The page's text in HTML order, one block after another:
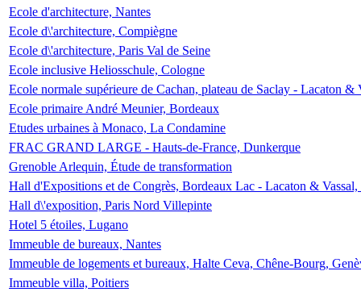
Ecole d'architecture, Nantes
Ecole d\'architecture, Compiègne
Ecole d\'architecture, Paris Val de Seine
Ecole inclusive Heliosschule, Cologne
Ecole normale supérieure de Cachan, plateau de Saclay - Lacaton &
Ecole primaire André Meunier, Bordeaux
Etudes urbaines à Monaco, La Condamine
FRAC GRAND LARGE - Hauts-de-France, Dunkerque
Grenoble Arlequin, Étude de transformation
Hall d'Expositions et de Congrès, Bordeaux Lac - Lacaton &
Hall d\'exposition, Paris Nord Villepinte
Hotel 5 étoiles, Lugano
Immeuble de bureaux, Nantes
Immeuble de logements et bureaux, Halte Ceva, Chêne-Bourg,
Immeuble villa, Poitiers